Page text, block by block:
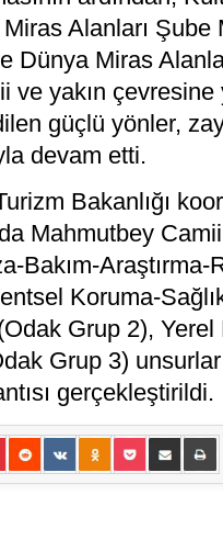
Alanları Şube
Dünya Miras
ve yakın
güçlü yönler,
devam etti.
Bakanlığı
Mahmutbey
Bakım-
Koruma-
Grup 2), Yerel
Grup 3)
gerçekleştirildi.